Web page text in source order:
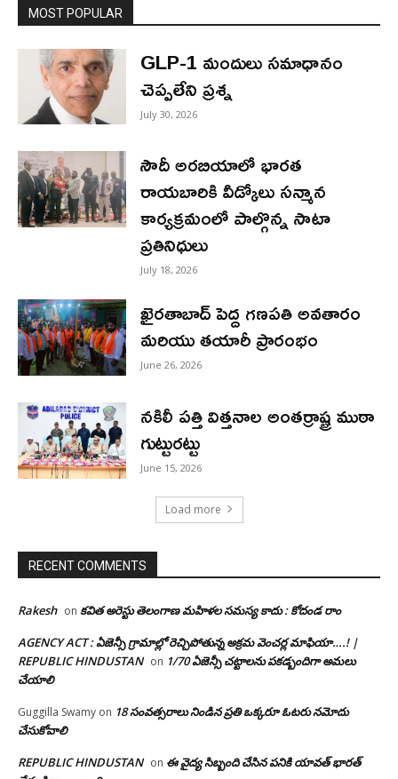
MOST POPULAR
GLP-1 మందులు సమాధానం
చెప్పలేని ప్రశ్న
July 30, 2026
సౌదీ అరబియాలో భారత
రాయబారికి వీడ్కోలు సన్మాన
కార్యక్రమంలో పాల్గొన్న సాటా
ప్రతినిధులు
July 18, 2026
ఖైరతాబాద్ పెద్ద గణపతి అవతారం
మరియు తయారీ ప్రారంభం
June 26, 2026
నకిలీ పత్తి విత్తనాల అంతర్రాష్ట్ర ముఠా
గుట్టురట్టు
June 15, 2026
Load more
RECENT COMMENTS
Rakesh on కవిత అరెస్టు తెలంగాణ మహిళల సమస్య కాదు : కోదండ రాం
AGENCY ACT : ఏజెన్సీ గ్రామాల్లో రెచ్చిపోతున్న అక్రమ వెంచర్ల మాఫియా….! |
REPUBLIC HINDUSTAN on 1/70 ఏజెన్సీ చట్టాలను పకడ్బందిగా అమలు
చేయాలి
Guggilla Swamy on 18 సంవత్సరాలు నిండిన ప్రతి ఒక్కరూ ఓటరు నమోదు
చేసుకోవాలి
REPUBLIC HINDUSTAN on ఈ వైద్య సిబ్బంది చేసిన పనికి యావత్ భారత్